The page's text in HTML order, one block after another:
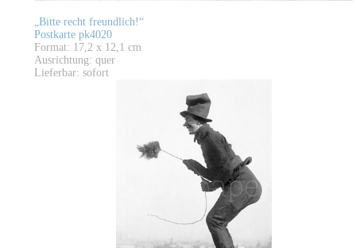
„Bitte recht freundlich!“
Postkarte pk4020
Format: 17,2 x 12,1 cm
Ausrichtung: quer
Lieferbar: sofort